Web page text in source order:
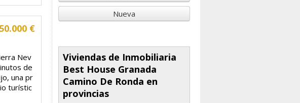
Nueva
Viviendas de Inmobiliaria
Best House Granada
Camino De Ronda en
provincias
€
Nev
de
una pr
turístic